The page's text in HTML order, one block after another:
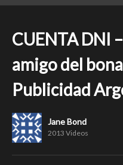
CUENTA DNI
amigo del
Publicidad
Jane Bond
2013 Videos